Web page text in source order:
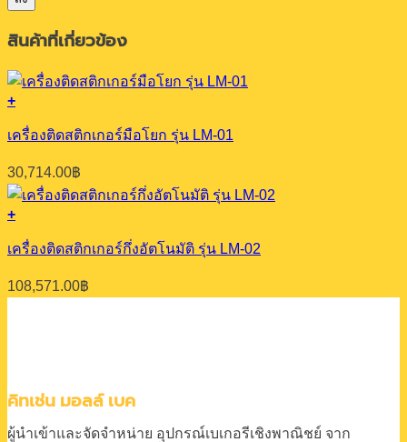
สินค้าที่เกี่ยวข้อง
+
เครื่องติดสติกเกอร์มือโยก รุ่น LM-01
30,714.00฿
+
เครื่องติดสติกเกอร์กึ่งอัตโนมัติ รุ่น LM-02
108,571.00฿
คิทเช่น มอลล์ เบค
ผู้นำเข้าและจัดจำหน่าย อุปกรณ์เบเกอรีเชิงพาณิชย์ จาก